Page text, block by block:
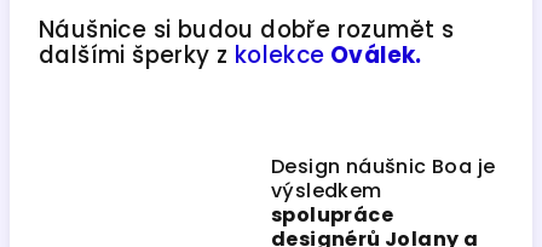
Náušnice si budou dobře rozumět s
dalšími šperky z kolekce Oválek.
Design náušnic Boa je
výsledkem
spolupráce
designérů Jolany a